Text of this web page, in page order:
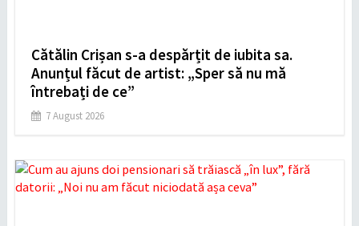
Cătălin Crișan s-a despărțit de iubita sa.
Anunțul făcut de artist: „Sper să nu mă
întrebați de ce”
7 August 2026